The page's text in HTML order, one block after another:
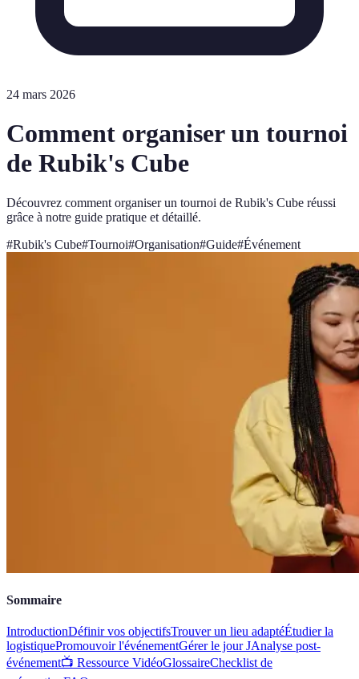
24 mars 2026
Comment organiser un tournoi
de Rubik's Cube
Découvrez comment organiser un tournoi de Rubik's Cube réussi
grâce à notre guide pratique et détaillé.
#Rubik's Cube#Tournoi#Organisation#Guide#Événement
Sommaire
IntroductionDéfinir vos objectifsTrouver un lieu adaptéÉtudier la
logistiquePromouvoir l'événementGérer le jour JAnalyse post-
événement📺 Ressource VidéoGlossaireChecklist de